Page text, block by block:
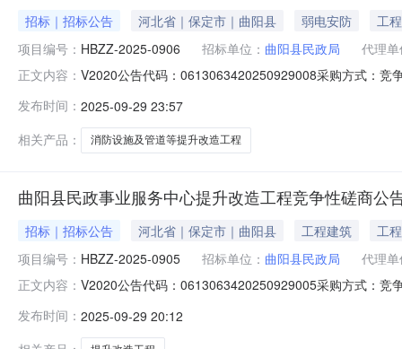
招标｜招标公告 河北省｜保定市｜曲阳县 弱电安防
工程
项目编号： HBZZ-2025-0906 招标单位： 曲阳县民政局
代理
正文内容： V2020公告代码：0613063420250929008采购方式：竞
目编号：HBZZ-2025-0906需要落实的政府采购政策：
发布时间： 2025-09-29 23:57
相关产品：
消防设施及管道等提升改造工程
曲阳县民政事业服务中心提升改造工程竞争性磋商公
招标｜招标公告 河北省｜保定市｜曲阳县 工程建筑
工程
项目编号： HBZZ-2025-0905 招标单位： 曲阳县民政局
代理
正文内容： V2020公告代码：0613063420250929005采购方式：竞
的政府采购政策：null采购人名称：曲阳县民政局本级采
发布时间： 2025-09-29 20:12